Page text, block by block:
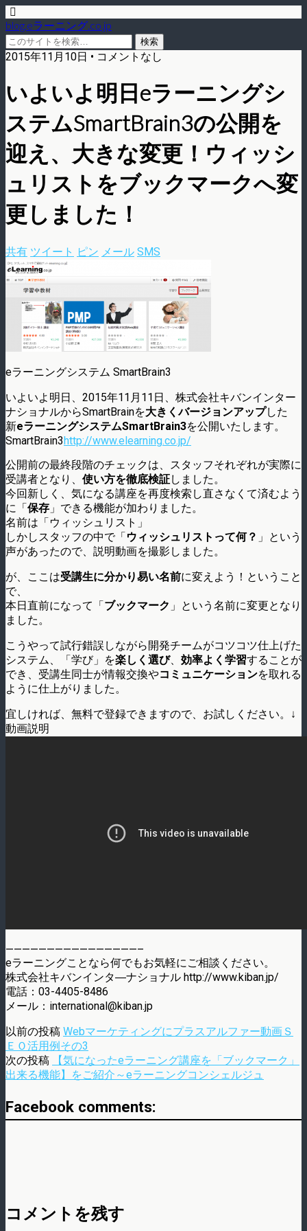
blog.eラーニング.co.jp
2015年11月10日 • コメントなし
いよいよ明日eラーニングシ
ステムSmartBrain3の公開を
迎え、大きな変更！ウィッシ
ュリストをブックマークへ変
更しました！
共有 ツイート ピン メール SMS
eラーニングシステム SmartBrain3
いよいよ明日、2015年11月11日、株式会社キバンインター
ナショナルからSmartBrainを大きくバージョンアップした
新eラーニングシステムSmartBrain3を公開いたします。
SmartBrain3http://www.elearning.co.jp/
公開前の最終段階のチェックは、スタッフそれぞれが実際に
受講者となり、 使い方を徹底検証しました。
今回新しく、気になる講座を再度検索し直さなくて済むよう
に「保存 」できる機能が加わりました。
名前は「ウィッシュリスト」
しかしスタッフの中で「ウィッシュリストって何？ 」という
声があったので、説明動画を撮影しました。
が、ここは受講生に分かり易い名前に変えよう！ということ
で、
本日直前になって「ブックマーク 」という名前に変更となり
ました。
こうやって試行錯誤しながら開発チームがコツコツ仕上げた
システム、「学び」を楽しく選び、 効率よく学習することが
でき、受講生同士が情報交換やコミュニケーションを取れる
ように仕上がりました。
宜しければ、無料で登録できますので、お試しください。↓
動画説明
————————————————–
eラーニングことなら何でもお気軽にご相談ください。
株式会社キバンインタ―ナショナル http://www.kiban.jp/
電話：03-4405-8486
メール：international@kiban.jp
以前の投稿 Webマーケティングにプラスアルファー動画Ｓ
ＥＯ活用例その3
次の投稿
【気になったeラーニング講座を「ブックマーク」
出来る機能】をご紹介～eラーニングコンシェルジュ
Facebook comments:
コメントを残す